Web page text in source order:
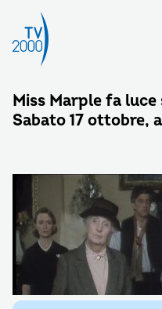
Miss Marple fa luce
Sabato 17 ottobre,